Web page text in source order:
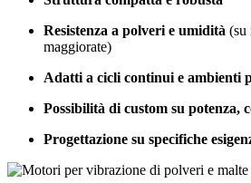
Resistenza a polveri e umidità (su
maggiorate)
Adatti a cicli continui e ambienti
Possibilità di custom su potenza,
Progettazione su specifiche